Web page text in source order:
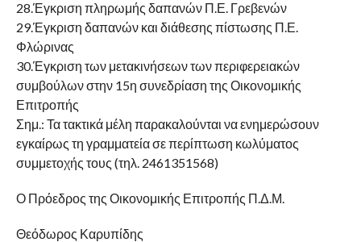
28.Έγκριση πληρωμής δαπανών Π.Ε. Γρεβενών
29.Έγκριση δαπανών και διάθεσης πίστωσης Π.Ε.
Φλώρινας
30.Έγκριση των μετακινήσεων των περιφερειακών
συμβούλων στην 15η συνεδρίαση της Οικονομικής
Επιτροπής
Σημ.: Τα τακτικά μέλη παρακαλούνται να ενημερώσουν
εγκαίρως τη γραμματεία σε περίπτωση κωλύματος
συμμετοχής τους (τηλ. 2461351568)
Ο Πρόεδρος της Οικονομικής Επιτροπής Π.Δ.Μ.
Θεόδωρος Καρυπίδης